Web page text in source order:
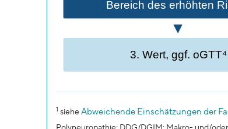
1 siehe Abweichende Einschätzungen der